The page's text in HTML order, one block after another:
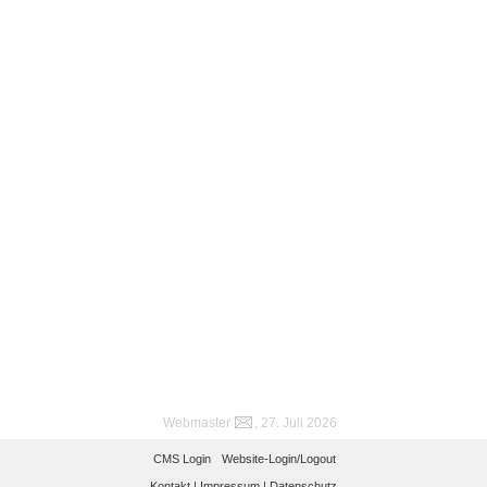
Webmaster , 27. Juli 2026
CMS Login Website-Login/Logout